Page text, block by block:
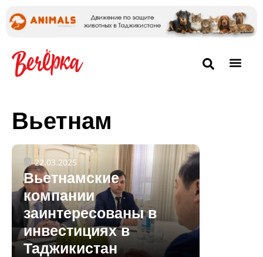
Вьетнам
22.03.2025
Вьетнамские
компании
заинтересованы в
инвестициях в
Таджикистан